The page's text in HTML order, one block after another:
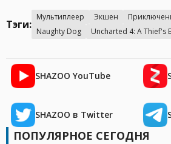
Тэги:
Мультиплеер Экшен
Naughty Dog
Uncharted 4: A Thief's
SHAZOO YouTube
SHAZOO в Twitter
ПОПУЛЯРНОЕ СЕГОДНЯ